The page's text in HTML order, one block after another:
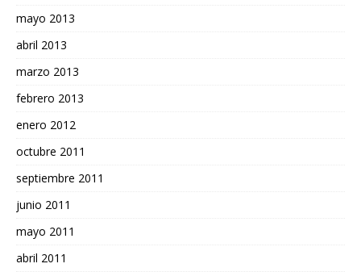
mayo 2013
abril 2013
marzo 2013
febrero 2013
enero 2012
octubre 2011
septiembre 2011
junio 2011
mayo 2011
abril 2011